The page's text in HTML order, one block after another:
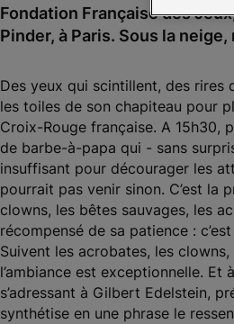
Fondation Française des
Pinder, à Paris. Sous la
Des yeux qui scintillent, des rires
les toiles de son chapiteau pour
Croix-Rouge française. A 15h30,
de barbe-à-papa qui - sans
insuffisant pour décourager les
pourrait pas venir sinon. C’est la
clowns, les bêtes sauvages, les
récompensé de sa patience :
Suivent les acrobates, les
l’ambiance est exceptionnelle.
s’adressant à Gilbert Edelstein,
synthétise en une phrase le